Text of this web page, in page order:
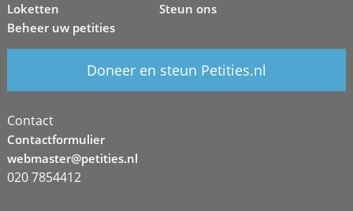
Loketten
Beheer uw petities
Steun ons
Doneer en steun Petities.nl
Contact
Contactformulier
webmaster@petities.nl
020 7854412